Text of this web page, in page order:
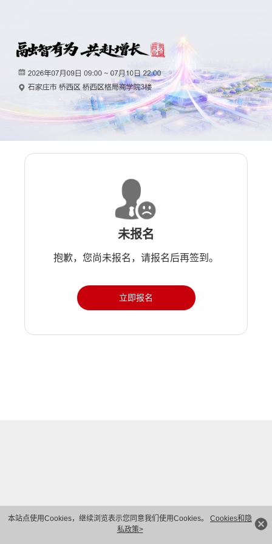
本站点使用Cookies，继续浏览表示您同意我们使用Cookies。 Cookies和隐
私政策>
未报名
抱歉，您尚未报名，请报名后再签到。
立即报名